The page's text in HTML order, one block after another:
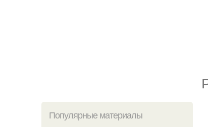
Популярные материалы